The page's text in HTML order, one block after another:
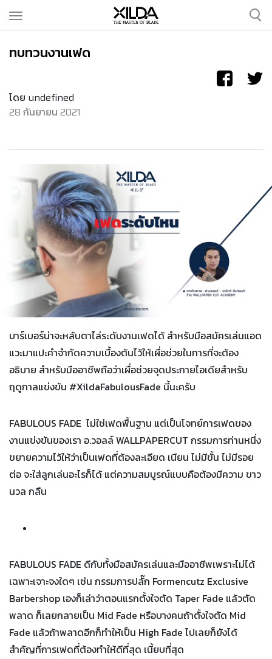
CLIPPERS
SCISSORS
OUR STORY
OUR SERVICES
CONTACT
ทบทวนงานเฟด
โดย undefined
28 กันยายน 2021
บาร์เบอร์น่าจะหลับตาไล่ระดับงานเฟดได้ สำหรับมือสมัครเล่นแอด
แวะมาแปะคำจำกัดความเบื้องต้นไว้ให้เผื่อช่วยในการที่จะต้อง
อธิบาย สำหรับมืออาชีพถือว่าเผื่อช่วยจุดประกายไอเดียสำหรับ
ฤดูกาลแข่งขัน #XildaFabulousFade นี้นะครับ
FABULOUS FADE ไม่ใช่เฟดพื้นฐาน แต่เป็นโจทย์การเฟดของ
งานแข่งขันของเรา อ.วอลล์ WALLPAPERCUT กรรมการท่านหนึ่ง
ขยายความไว้ให้ว่าเป็นเฟดที่ต้องละเอียด เนียน ไม่มีขั้น ไม่มีรอย
ต่อ จะใส่ลูกเล่นอะไรก็ได้ แต่ความสมบูรณ์แบบคือต้องมีความ ขาว
นวล กลืน
FABULOUS FADE ดีกับทั้งมือสมัครเล่นและมืออาชีพเพราะไม่ได้
เฉพาะเจาะจงใดๆ เช่น กรรมการปลั๊ก Formencutz Exclusive
Barbershop เองก็เล่าว่าตอนแรกตั้งใจตัด Taper Fade แล้วตัด
พลาด ก็เลยกลายเป็น Mid Fade หรือบางคนถ้าตั้งใจตัด Mid
Fade แล้วถ้าพลาดอีกก็ทำให้เป็น High Fade ไปเลยก็ยังได้
สำคัญที่การเฟดที่ต้องทำให้ดีที่สุด เนี้ยบที่สุด